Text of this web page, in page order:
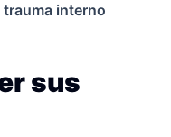
interno
sus